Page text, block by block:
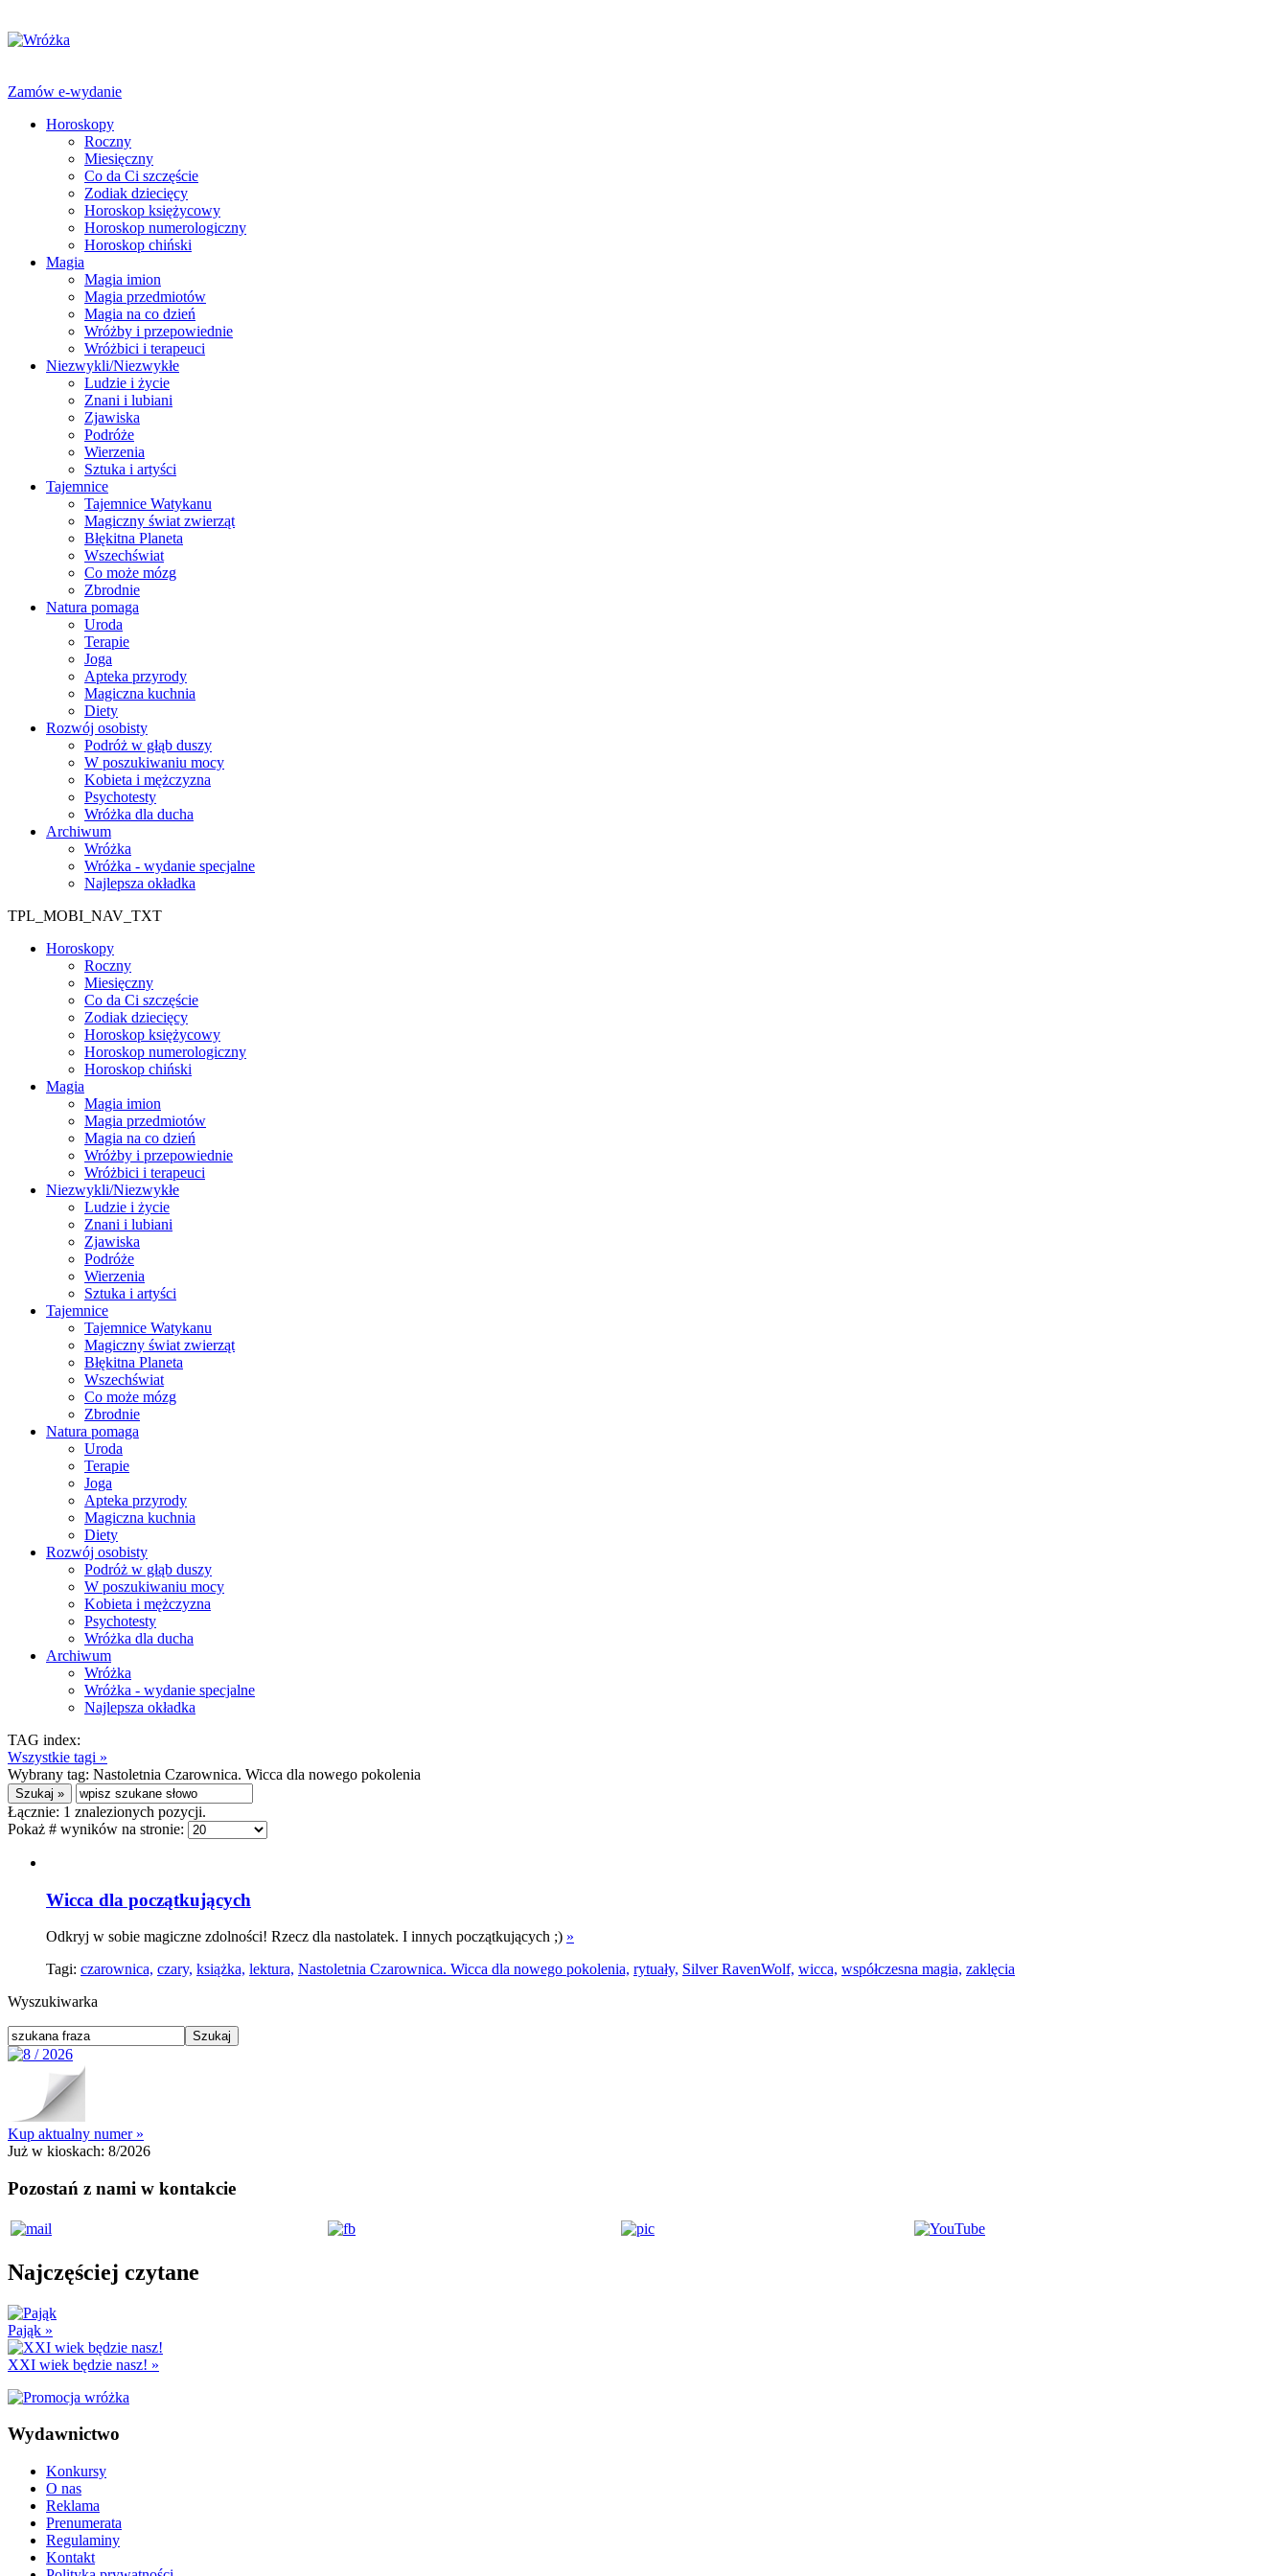
Zamów e-wydanie
Horoskopy
Roczny
Miesięczny
Co da Ci szczęście
Zodiak dziecięcy
Horoskop księżycowy
Horoskop numerologiczny
Horoskop chiński
Magia
Magia imion
Magia przedmiotów
Magia na co dzień
Wróżby i przepowiednie
Wróżbici i terapeuci
Niezwykli/Niezwykłe
Ludzie i życie
Znani i lubiani
Zjawiska
Podróże
Wierzenia
Sztuka i artyści
Tajemnice
Tajemnice Watykanu
Magiczny świat zwierząt
Błękitna Planeta
Wszechświat
Co może mózg
Zbrodnie
Natura pomaga
Uroda
Terapie
Joga
Apteka przyrody
Magiczna kuchnia
Diety
Rozwój osobisty
Podróż w głąb duszy
W poszukiwaniu mocy
Kobieta i mężczyzna
Psychotesty
Wróżka dla ducha
Archiwum
Wróżka
Wróżka - wydanie specjalne
Najlepsza okładka
TPL_MOBI_NAV_TXT
Horoskopy
Roczny
Miesięczny
Co da Ci szczęście
Zodiak dziecięcy
Horoskop księżycowy
Horoskop numerologiczny
Horoskop chiński
Magia
Magia imion
Magia przedmiotów
Magia na co dzień
Wróżby i przepowiednie
Wróżbici i terapeuci
Niezwykli/Niezwykłe
Ludzie i życie
Znani i lubiani
Zjawiska
Podróże
Wierzenia
Sztuka i artyści
Tajemnice
Tajemnice Watykanu
Magiczny świat zwierząt
Błękitna Planeta
Wszechświat
Co może mózg
Zbrodnie
Natura pomaga
Uroda
Terapie
Joga
Apteka przyrody
Magiczna kuchnia
Diety
Rozwój osobisty
Podróż w głąb duszy
W poszukiwaniu mocy
Kobieta i mężczyzna
Psychotesty
Wróżka dla ducha
Archiwum
Wróżka
Wróżka - wydanie specjalne
Najlepsza okładka
TAG index:
Wszystkie tagi »
Wybrany tag: Nastoletnia Czarownica. Wicca dla nowego pokolenia
Łącznie: 1 znalezionych pozycji.
Pokaż # wyników na stronie:
Wicca dla początkujących
Odkryj w sobie magiczne zdolności! Rzecz dla nastolatek. I innych początkujących ;) »
Tagi: czarownica, czary, książka, lektura, Nastoletnia Czarownica. Wicca dla nowego pokolenia, rytuały, Silver RavenWolf, wicca, współczesna magia, zaklęcia
Wyszukiwarka
Kup aktualny numer »
Już w kioskach: 8/2026
Pozostań z nami w kontakcie
Najczęściej czytane
Pająk »
XXI wiek będzie nasz! »
Wydawnictwo
Konkursy
O nas
Reklama
Prenumerata
Regulaminy
Kontakt